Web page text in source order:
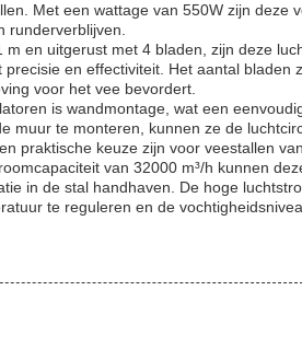
Met een wattage van 550W zijn deze
runderverblijven.
en uitgerust met 4 bladen, zijn deze
en effectiviteit. Het aantal
voor het vee bevordert.
is wandmontage, wat een
muur te monteren, kunnen ze de
praktische keuze zijn voor veestallen
van 32000 m³/h kunnen
in de stal handhaven. De hoge
te reguleren en de